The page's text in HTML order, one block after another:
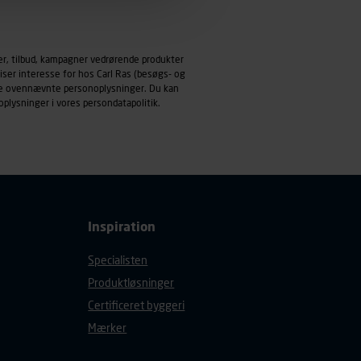
tidspunkt, hvad der
(computer,
tilbud, kampagner vedrørende produkter
interesse for hos Carl Ras (besøgs- og
ovennævnte personoplysninger. Du kan
i vores persondatapolitik.
Inspiration
Specialisten
Produktløsninger
Certificeret byggeri
Mærker